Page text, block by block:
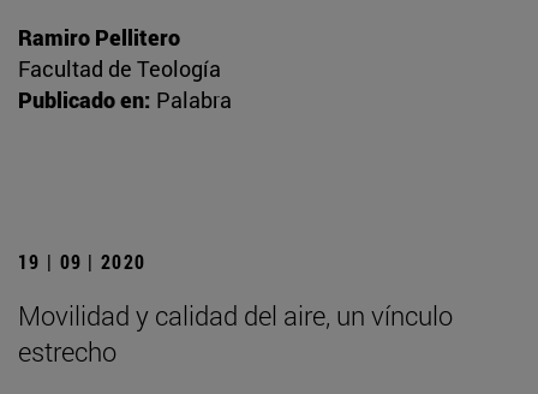
Ramiro Pellitero
Facultad de Teología
Publicado en: Palabra
19 | 09 | 2020
Movilidad y calidad del aire, un vínculo
estrecho